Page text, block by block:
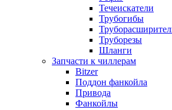
Течеискатели
Трубогибы
Труборезы
Шланги
Запчасти к чиллерам
Bitzer
Поддон фанкойла
Привода
Фанкойлы